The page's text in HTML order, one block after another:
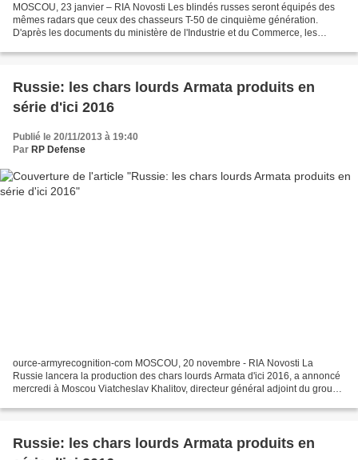
MOSCOU, 23 janvier – RIA Novosti Les blindés russes seront équipés des
mêmes radars que ceux des chasseurs T-50 de cinquième génération.
D'après les documents du ministère de l'Industrie et du Commerce, les
Russie: les chars lourds Armata produits en
série d'ici 2016
Publié le 20/11/2013 à 19:40
Par RP Defense
ource-armyrecognition-com MOSCOU, 20 novembre - RIA Novosti La
Russie lancera la production des chars lourds Armata d'ici 2016, a annoncé
mercredi à Moscou Viatcheslav Khalitov, directeur général adjoint du groupe
Russie: les chars lourds Armata produits en